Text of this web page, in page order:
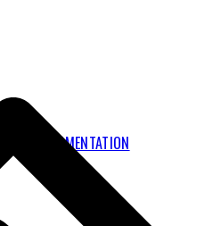
OG DOKUMENTATION